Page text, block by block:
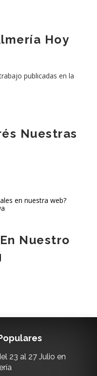
Hoy
publicadas en la
Nuestras
en nuestra web?
Nuestro
23 al 27 Julio en